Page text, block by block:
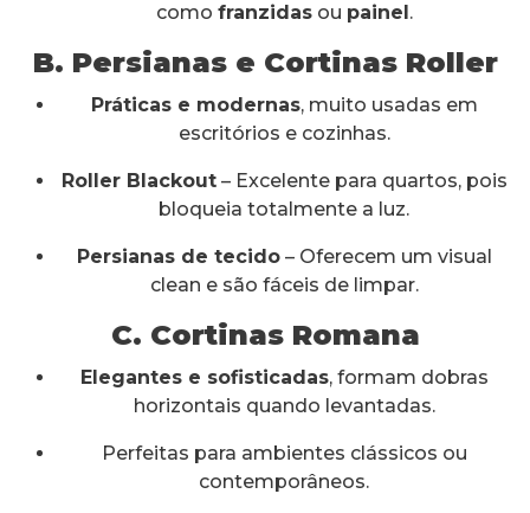
como franzidasou painel .
B. Persianas e Cortinas Roller
Práticas e modernas, muito usadas em
escritórios e cozinhas.
Roller Blackout– Excelente para quartos, pois
bloqueia totalmente a luz.
Persianas de tecido– Oferecem um visual
clean e são fáceis de limpar.
C. Cortinas Romana
Elegantes e sofisticadas, formam dobras
horizontais quando levantadas.
Perfeitas para ambientes clássicos ou
contemporâneos.